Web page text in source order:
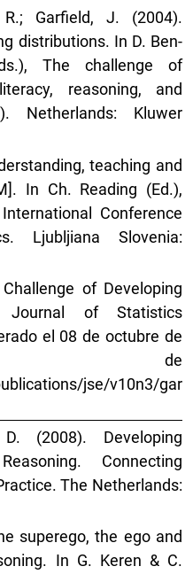
Garfield, J. (2004).
distributions. In D. Ben-
The challenge of
reasoning, and
Netherlands: Kluwer
teaching and
In Ch. Reading (Ed.),
Conference
Ljubljiana Slovenia:
of Developing
Journal of Statistics
el 08 de octubre de
de
jse/v10n3/gar
(2008). Developing
Connecting
The Netherlands:
superego, the ego and
In G. Keren & C.